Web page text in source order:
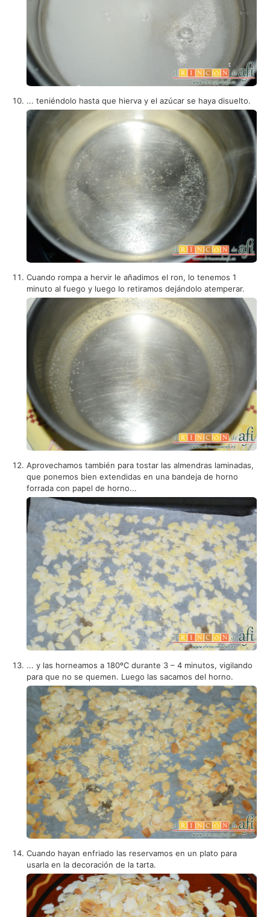
... teniéndolo hasta que hierva y el azúcar se haya disuelto.
Cuando rompa a hervir le añadimos el ron, lo tenemos 1
minuto al fuego y luego lo retiramos dejándolo atemperar.
Aprovechamos también para tostar las almendras laminadas,
que ponemos bien extendidas en una bandeja de horno
forrada con papel de horno...
... y las horneamos a 180ºC durante 3 – 4 minutos, vigilando
para que no se quemen. Luego las sacamos del horno.
Cuando hayan enfriado las reservamos en un plato para
usarla en la decoración de la tarta.